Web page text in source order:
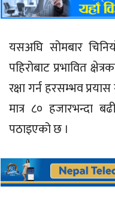
यसअघि सोमबार
पहिरोबाट प्रभावित
रक्षा गर्न हरसम्भव
मात्र ८० हजारभन्दा
पठाइएको छ ।